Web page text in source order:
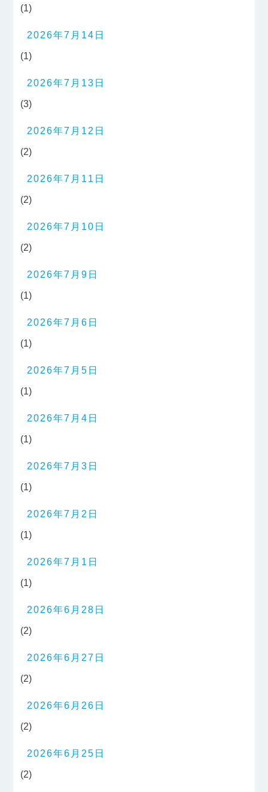
(1)
2026年7月14日
(1)
2026年7月13日
(3)
2026年7月12日
(2)
2026年7月11日
(2)
2026年7月10日
(2)
2026年7月9日
(1)
2026年7月6日
(1)
2026年7月5日
(1)
2026年7月4日
(1)
2026年7月3日
(1)
2026年7月2日
(1)
2026年7月1日
(1)
2026年6月28日
(2)
2026年6月27日
(2)
2026年6月26日
(2)
2026年6月25日
(2)